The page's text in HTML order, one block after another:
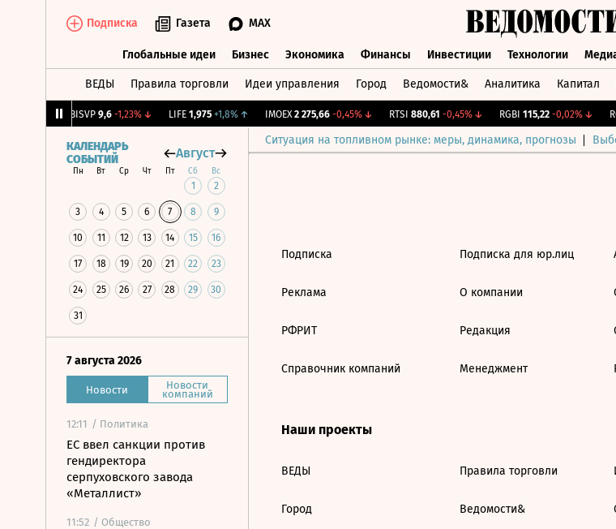
Подписка Газета MAX
Глобальные идеи Бизнес Экономика Финансы Инвестиции Технологии
ВЕДЫ Правила торговли Идеи управления Город Ведомости& Аналитика Капитал
BISVP 9,6 -1,23%↓ LIFE 1,975 +1,8%↑ IMOEX 2 275,66 -0,45%↓ RTSI 880,61 -0,45%↓ RGBI 115,22 -0,02%↓
Ситуация на топливном рынке: меры, динамика, прогнозы
КАЛЕНДАРЬ
СОБЫТИЙ
Август
Пн Вт Ср Чт Пт Сб Вс
1 2
3 4 5 6 7 8 9
10 11 12 13 14 15 16
17 18 19 20 21 22 23
24 25 26 27 28 29 30
31
7 августа 2026
Новости Новости
компаний
12:11 / Политика
ЕС ввел санкции против
гендиректора
серпуховского завода
«Металлист»
11:52 / Общество
Подписка
Реклама
РФРИТ
Справочник компаний
Подписка для юр.лиц
О компании
Редакция
Менеджмент
Наши проекты
ВЕДЫ
Город
Правила торговли
Ведомости&